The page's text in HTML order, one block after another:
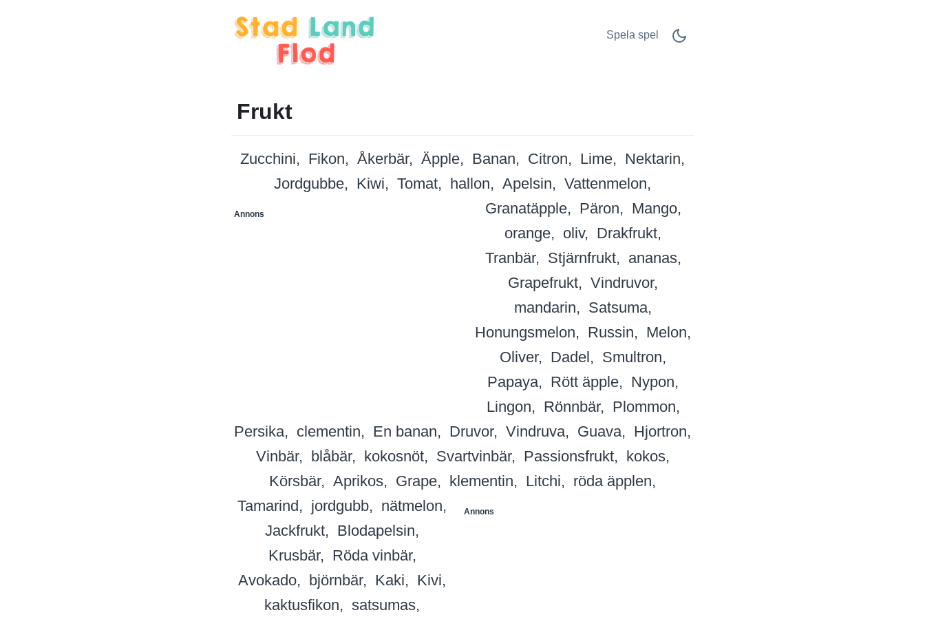
Spela spel
Frukt
Zucchini Fikon Åkerbär Äpple Banan Citron Lime
Nektarin
Jordgubbe
Kiwi Tomat hallon Apelsin
Vattenmelon
Granatäpple
Annons Päron
Mango
orange
oliv
Drakfrukt
Tranbär
Stjärnfrukt
ananas
Grapefrukt
Vindruvor
mandarin
Satsuma
Honungsmelon
Russin
Melon
Oliver
Dadel
Smultron
Papaya
Rött äpple
Nypon
Lingon
Rönnbär
Plommon
Persika
clementin En banan Druvor Vindruva Guava
Hjortron
Vinbär
blåbär kokosnöt Svartvinbär Passionsfrukt
kokos
Körsbär
Aprikos Grape klementin Litchi
röda äpplen
Tamarind
jordgubb Annons
nätmelon
Jackfrukt
Blodapelsin
Krusbär
Röda vinbär
Avokado
björnbär Kaki
Kivi
kaktusfikon
satsumas